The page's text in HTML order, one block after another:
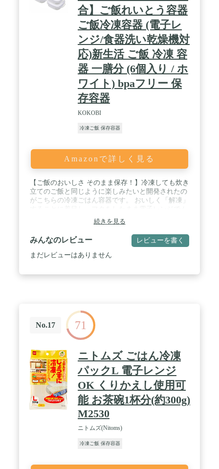
合】ご飯れいとう容器
ご飯冷凍容器 (電子レ
ンジ/食器洗い乾燥機対
応)新生活 ご飯 冷凍 容
器 一膳分 (6個入り / ホ
ワイト) bpaフリー 保
存容器
KOKOBI
冷凍ご飯 保存容器
Amazonで詳しく見る
【ご飯のおいしさ そのまま保存！】冷凍しても炊き
立てのご飯と同じように楽しみたいと開発されたの
がこちらの冷凍ごはん容器です。 おいしく「解凍」
ラなく温められるかたちを極めました。 / 【うれし
い6個セット】一週間ぶん保存できる！一回ご飯を
炊いて6膳の分量を分けて保蔵でき、毎日炊く悩み
がなく会社員のかた、サラリーマンの方々にとても
便利なご飯容器です。 / 【冷凍用、保存用、レンジ
す。 / 【迅速に加熱する仕組み】さらに工夫した内
部の構造が、取り出し式ざるのおかげで、ご飯を加
熱している間、蒸気は内部で循環を促進しご飯をふ
っくら仕上げます。 / 【便利で使いやすい構造！】
電子レンジOKのふたは開けやすい取っ手付きで、
容器には耳が付いているため、電子レンジで加熱
後、火傷せず運ぶことができて安心。 分離式ざる付
きで電子レンジで加熱する際、蒸気が内部で循環す
る構造。 分離式ざるは足が付いているため、お料理
とつゆの分離もでき、保存だけでなくお料理にも使
えて便利。
続きを見る
みんなのレビュー レビューを書く
まだレビューはありません
No.17 71
ニトムズ ごはん冷凍
パックL 電子レンジ
OK くりかえし使用可
能 お茶碗1杯分(約300g)
M2530
ニトムズ(Nitoms)
冷凍ご飯 保存容器